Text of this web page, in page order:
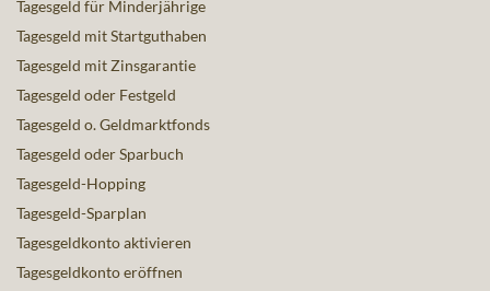
Tagesgeld für Minderjährige
Tagesgeld mit Startguthaben
Tagesgeld mit Zinsgarantie
Tagesgeld oder Festgeld
Tagesgeld o. Geldmarktfonds
Tagesgeld oder Sparbuch
Tagesgeld-Hopping
Tagesgeld-Sparplan
Tagesgeldkonto aktivieren
Tagesgeldkonto eröffnen